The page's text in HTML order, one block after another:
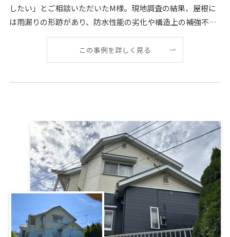
したい」とご相談いただいたM様。現地調査の結果、屋根に
は雨漏りの形跡があり、防水性能の劣化や構造上の補強不足
が見つかりました。 そこで今回は、屋根の全面張り
この事例を詳しく見る